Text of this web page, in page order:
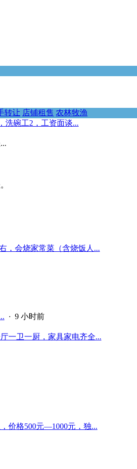
转让 店铺租售 农林牧渔
洗碗工2，工资面谈...
，会烧家常菜（含烧饭人...
· 9 小时前
一卫一厨，家具家电齐全...
价格500元—1000元，独...